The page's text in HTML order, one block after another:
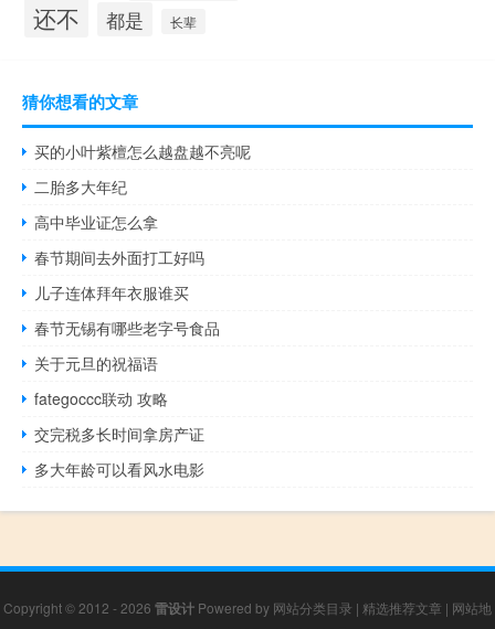
还不 都是 长辈
猜你想看的文章
买的小叶紫檀怎么越盘越不亮呢
二胎多大年纪
高中毕业证怎么拿
春节期间去外面打工好吗
儿子连体拜年衣服谁买
春节无锡有哪些老字号食品
关于元旦的祝福语
fategoccc联动 攻略
交完税多长时间拿房产证
多大年龄可以看风水电影
Copyright © 2012 - 2026 雷设计 Powered by 网站分类目录 | 精选推荐文章 | 网站地